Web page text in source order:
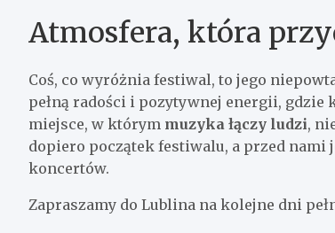
Atmosfera, która
Coś, co wyróżnia festiwal, to jego
pełną radości i pozytywnej energii, gdzie
miejsce, w którym muzyka łączy ludzi,
dopiero początek festiwalu, a przed
koncertów.
Zapraszamy do Lublina na kolejne dni